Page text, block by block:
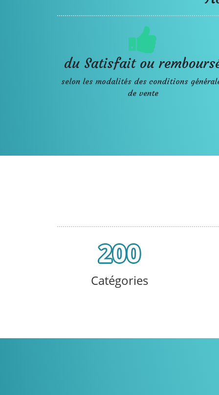
du Satisfait ou
selon les modalités des conditions
de vente
200
Catégories